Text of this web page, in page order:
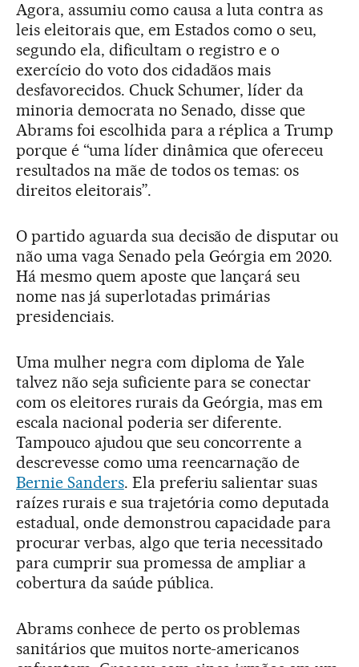
Agora, assumiu como causa a luta contra as
leis eleitorais que, em Estados como o seu,
segundo ela, dificultam o registro e o
exercício do voto dos cidadãos mais
desfavorecidos. Chuck Schumer, líder da
minoria democrata no Senado, disse que
Abrams foi escolhida para a réplica a Trump
porque é “uma líder dinâmica que ofereceu
resultados na mãe de todos os temas: os
direitos eleitorais”.
O partido aguarda sua decisão de disputar ou
não uma vaga Senado pela Geórgia em 2020.
Há mesmo quem aposte que lançará seu
nome nas já superlotadas primárias
presidenciais.
Uma mulher negra com diploma de Yale
talvez não seja suficiente para se conectar
com os eleitores rurais da Geórgia, mas em
escala nacional poderia ser diferente.
Tampouco ajudou que seu concorrente a
descrevesse como uma reencarnação de
Bernie Sanders. Ela preferiu salientar suas
raízes rurais e sua trajetória como deputada
estadual, onde demonstrou capacidade para
procurar verbas, algo que teria necessitado
para cumprir sua promessa de ampliar a
cobertura da saúde pública.
Abrams conhece de perto os problemas
sanitários que muitos norte-americanos